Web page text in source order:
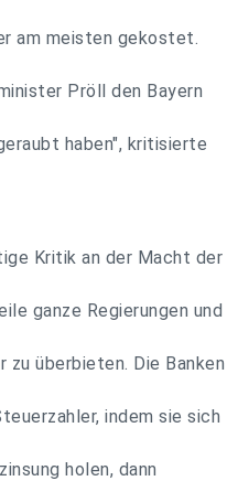
am meisten gekostet.
Pröll den Bayern
haben", kritisierte
Kritik an der Macht der
ganze Regierungen und
überbieten. Die Banken
indem sie sich
holen, dann